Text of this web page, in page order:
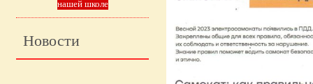
нашей школе
Новости